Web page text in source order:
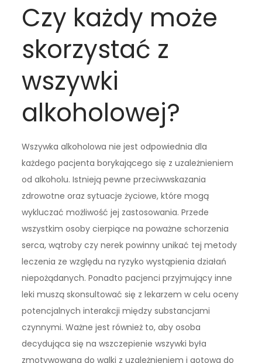
Czy każdy może
skorzystać z
wszywki
alkoholowej?
Wszywka alkoholowa nie jest odpowiednia dla
każdego pacjenta borykającego się z uzależnieniem
od alkoholu. Istnieją pewne przeciwwskazania
zdrowotne oraz sytuacje życiowe, które mogą
wykluczać możliwość jej zastosowania. Przede
wszystkim osoby cierpiące na poważne schorzenia
serca, wątroby czy nerek powinny unikać tej metody
leczenia ze względu na ryzyko wystąpienia działań
niepożądanych. Ponadto pacjenci przyjmujący inne
leki muszą skonsultować się z lekarzem w celu oceny
potencjalnych interakcji między substancjami
czynnymi. Ważne jest również to, aby osoba
decydująca się na wszczepienie wszywki była
zmotywowana do walki z uzależnieniem i gotowa do